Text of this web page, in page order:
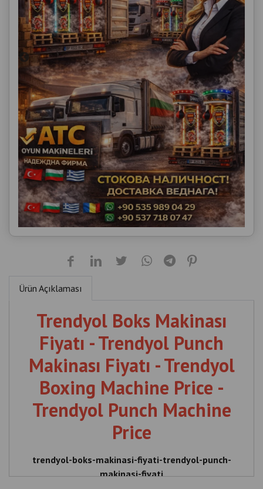
Ürün Açıklaması
Trendyol Boks Makinası
Fiyatı - Trendyol Punch
Makinası Fiyatı - Trendyol
Boxing Machine Price -
Trendyol Punch Machine
Price
trendyol-boks-makinasi-fiyati-trendyol-punch-
Trendyol Punch Machine Price
боксова машина цена Турция
Boxing Machine Factory Price Turkey
Trendyol Boks Makinesi Fiyatı
Trendyol Punch Makinesi Fiyatı
боксова машина цена Турция
Boks Makinası Fabrika Fiyatı Türkiye
Trendyol Boks Makinası Fiyatı - Trendyol Punch
Makinası Fiyatı - Trendyol Boxing Machine Price -
İlgili Ürünler